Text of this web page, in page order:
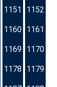
1151 1152
1160 1161
1169 1170
1178 1179